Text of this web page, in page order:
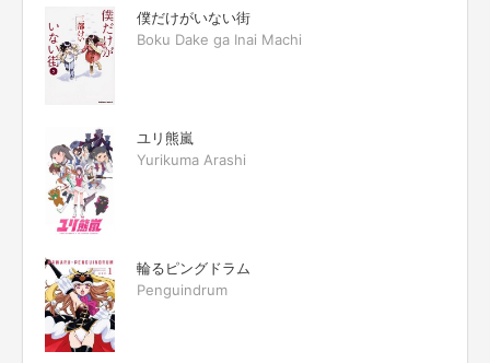
僕だけがいない街
Boku Dake ga Inai Machi
ユリ熊嵐
Yurikuma Arashi
輪るピングドラム
Penguindrum